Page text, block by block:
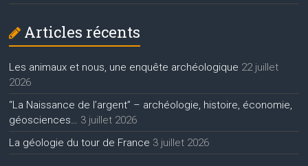
Articles récents
Les animaux et nous, une enquête archéologique 22 juillet
2026
“La Naissance de l’argent” – archéologie, histoire, économie,
géosciences… 3 juillet 2026
La géologie du tour de France 3 juillet 2026